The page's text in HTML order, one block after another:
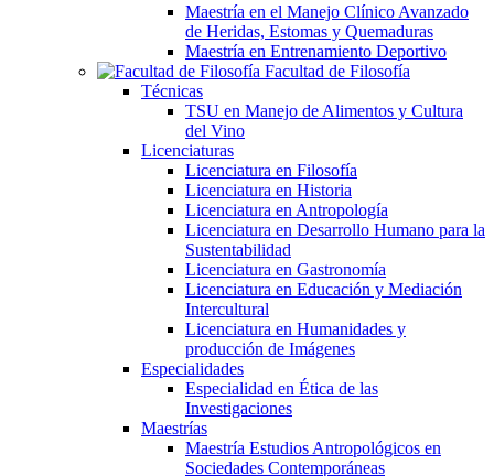
Maestría en el Manejo Clínico Avanzado
de Heridas, Estomas y Quemaduras
Maestría en Entrenamiento Deportivo
Facultad de Filosofía
Técnicas
TSU en Manejo de Alimentos y Cultura
del Vino
Licenciaturas
Licenciatura en Filosofía
Licenciatura en Historia
Licenciatura en Antropología
Licenciatura en Desarrollo Humano para la
Sustentabilidad
Licenciatura en Gastronomía
Licenciatura en Educación y Mediación
Intercultural
Licenciatura en Humanidades y
producción de Imágenes
Especialidades
Especialidad en Ética de las
Investigaciones
Maestrías
Maestría Estudios Antropológicos en
Sociedades Contemporáneas